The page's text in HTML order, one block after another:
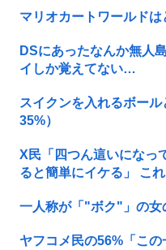
マリオカートワールド
DSにあったなんか無人
イしか覚えてない…
スイクンを入れるボー
35%）
X民「四つん這いになっ
ると簡単にイケる」 こ
一人称が「"ボク"」の女
ヤフコメ民の56%「こ